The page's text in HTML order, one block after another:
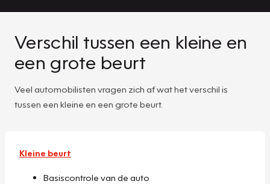
Verschil tussen een kleine en
een grote beurt
Veel automobilisten vragen zich af wat het verschil is
tussen een kleine en een grote beurt.
Kleine beurt
Basiscontrole van de auto